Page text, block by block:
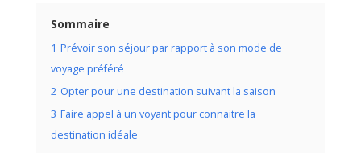
Sommaire
1 Prévoir son séjour par rapport à son mode de
voyage préféré
2 Opter pour une destination suivant la saison
3 Faire appel à un voyant pour connaitre la
destination idéale